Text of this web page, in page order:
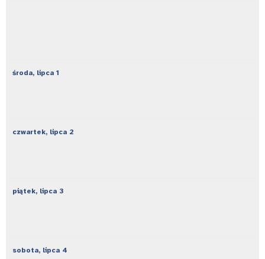
środa, lipca 1
czwartek, lipca 2
piątek, lipca 3
sobota, lipca 4